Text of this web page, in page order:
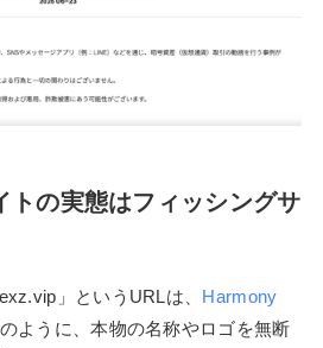
トの実態はフィッシングサ
」というURLは、 Harmony
ように、本物の名称やロゴを無断